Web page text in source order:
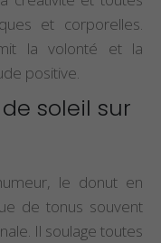
et corporelles.
la volonté et la
positive.
soleil sur
le donut en
de tonus souvent
Il soulage toutes